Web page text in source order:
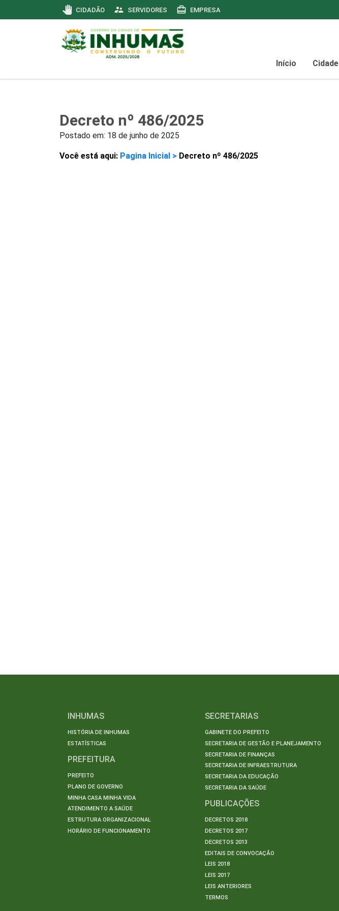
pan_tool CIDADÃO supervisor_account SERVIDORES card_travel EMPRESA
Início Cidade
Decreto nº 486/2025
Postado em: 18 de junho de 2025
Você está aqui: Pagina Inicial > Decreto nº 486/2025
INHUMAS
HISTÓRIA DE INHUMAS
ESTATÍSTICAS
PREFEITURA
PREFEITO
PLANO DE GOVERNO
MINHA CASA MINHA VIDA
ATENDIMENTO A SAÚDE
ESTRUTURA ORGANIZACIONAL
HORÁRIO DE FUNCIONAMENTO
SECRETARIAS
GABINETE DO PREFEITO
SECRETARIA DE GESTÃO E PLANEJAMENTO
SECRETARIA DE FINANÇAS
SECRETARIA DE INFRAESTRUTURA
SECRETARIA DA EDUCAÇÃO
SECRETARIA DA SAÚDE
PUBLICAÇÕES
DECRETOS 2018
DECRETOS 2017
DECRETOS 2013
EDITAIS DE CONVOCAÇÃO
LEIS 2018
LEIS 2017
LEIS ANTERIORES
TERMOS